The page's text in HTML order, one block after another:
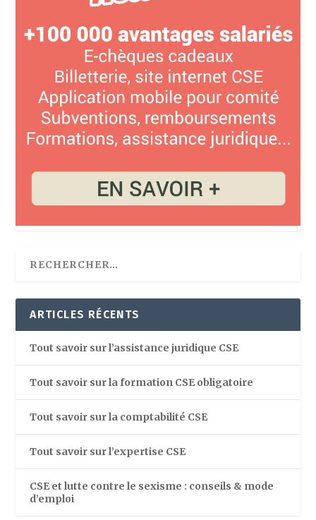
ARTICLES RÉCENTS
Tout savoir sur l’assistance juridique CSE
Tout savoir sur la formation CSE obligatoire
Tout savoir sur la comptabilité CSE
Tout savoir sur l’expertise CSE
CSE et lutte contre le sexisme : conseils & mode
d’emploi